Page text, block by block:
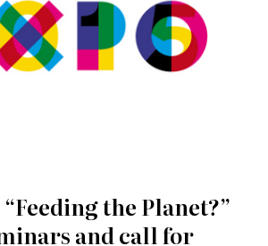
“Feeding the Planet?”
and call for